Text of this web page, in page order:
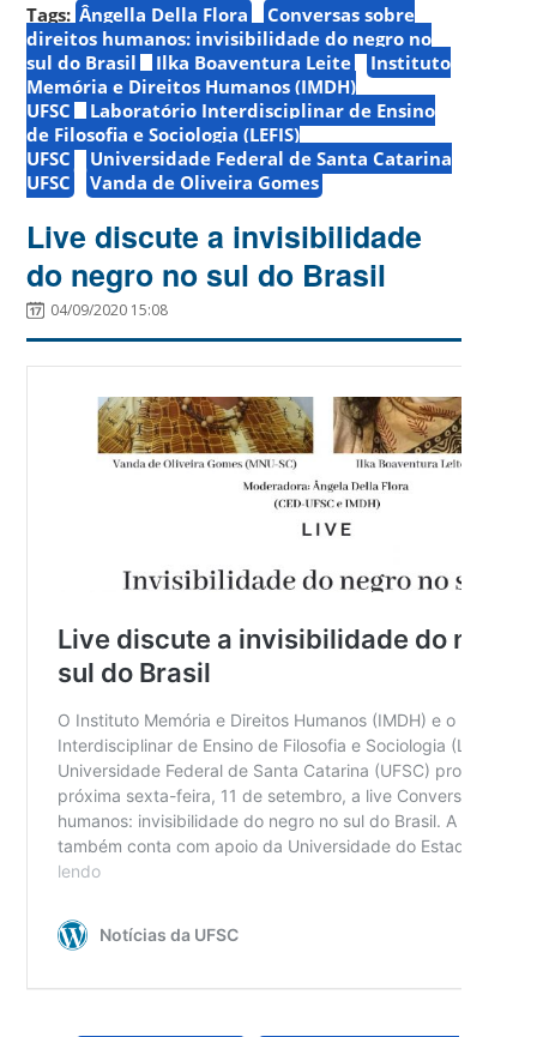
Tags: Ângella Della Flora
Conversas sobre
direitos humanos: invisibilidade do negro no
sul do Brasil
Ilka Boaventura Leite
Instituto
Memória e Direitos Humanos (IMDH)
UFSC
Laboratório Interdisciplinar de Ensino
de Filosofia e Sociologia (LEFIS)
UFSC
Universidade Federal de Santa Catarina
UFSC
Vanda de Oliveira Gomes
Live discute a invisibilidade
do negro no sul do Brasil
04/09/2020 15:08